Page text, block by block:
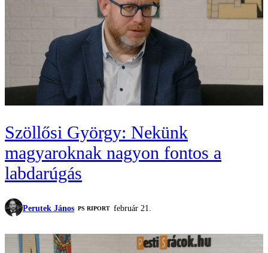
Szöllősi György: Nekünk
magyaroknak nagyon fontos a
labdarúgás
Perutek János ‎PS RIPORT február 21.